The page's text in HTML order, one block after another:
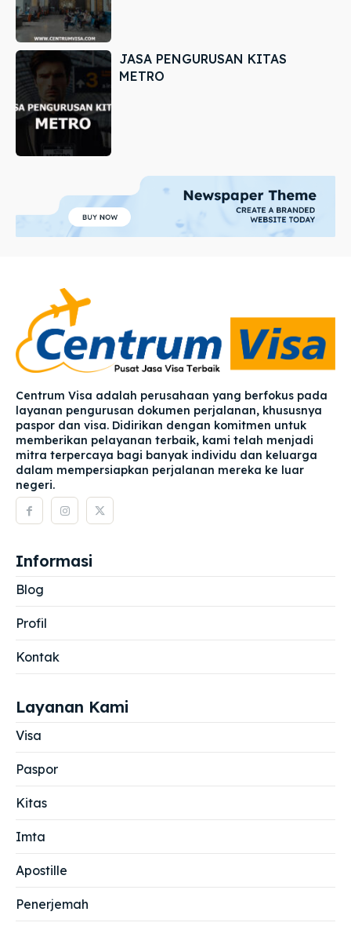
JASA PENGURUSAN KITAS
METRO
Centrum Visa adalah perusahaan yang berfokus pada
layanan pengurusan dokumen perjalanan, khususnya
paspor dan visa. Didirikan dengan komitmen untuk
memberikan pelayanan terbaik, kami telah menjadi
mitra terpercaya bagi banyak individu dan keluarga
dalam mempersiapkan perjalanan mereka ke luar
negeri.
Informasi
Blog
Profil
Kontak
Layanan Kami
Visa
Paspor
Kitas
Imta
Apostille
Penerjemah